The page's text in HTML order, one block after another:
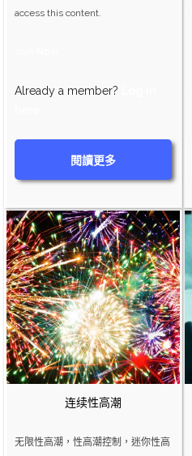
access this content.
Already a member?
閱讀更多
连续性高潮
无限性高潮，性高潮控制，迷你性高